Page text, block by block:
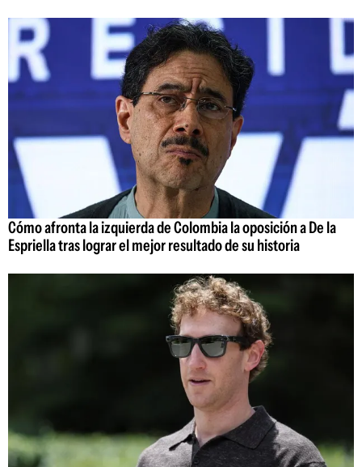
Cómo afronta la izquierda de Colombia la oposición a De la
Espriella tras lograr el mejor resultado de su historia